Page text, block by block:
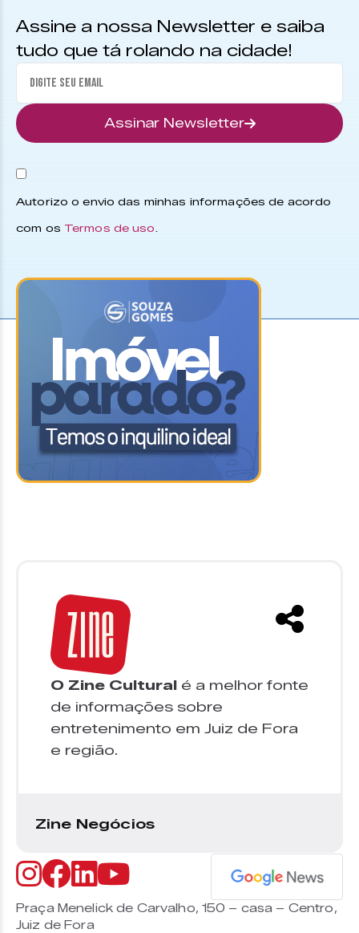
Assine a nossa Newsletter e saiba
tudo que tá rolando na cidade!
Assinar Newsletter
Autorizo o envio das minhas informações de acordo
com os Termos de uso.
O Zine Cultural é a melhor fonte
de informações sobre
entretenimento em Juiz de Fora
e região.
Zine Negócios
Praça Menelick de Carvalho, 150 – casa – Centro,
Juiz de Fora